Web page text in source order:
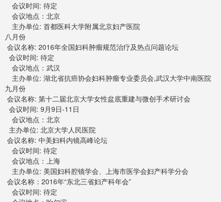
会议时间: 待定
会议地点：北京
主办单位: 首都医科大学附属北京妇产医院
八月份
会议名称: 2016年全国妇科肿瘤规范治疗及热点问题论坛
会议时间: 待定
会议地点：武汉
主办单位: 湖北省抗癌协会妇科肿瘤专业委员会,武汉大学中南医院
九月份
会议名称: 第十二届北京大学女性盆底重建与微创手术研讨会
会议时间: 9月9日-11日
会议地点：北京
主办单位: 北京大学人民医院
会议名称: 中美妇科内镜高峰论坛
会议时间: 待定
会议地点：上海
主办单位: 美国妇科腔镜学会、上海市医学会妇产科学分会
会议名称：2016年“东北三省妇产科年会”
会议时间: 待定